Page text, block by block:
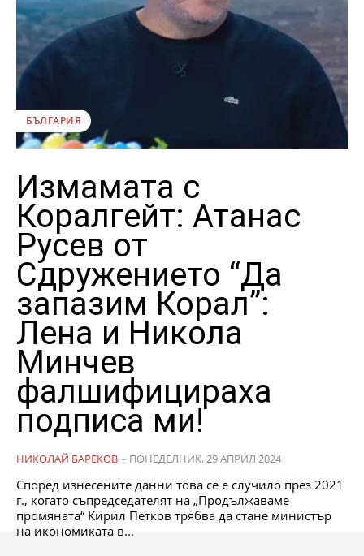
БЪЛГАРИЯ
Измамата с
Коралгейт: Атанас
Русев от
Сдружението “Да
запазим Корал”:
Лена и Никола
Минчев
фалшифицираха
подписа ми!
НИКОЛАЙ БАРЕКОВ - ПОНЕДЕЛНИК, 29 АПРИЛ 2024
Според изнесените данни това се е случило през 2021
г., когато съпредседателят на „Продължаваме
промяната“ Кирил Петков трябва да стане министър
на икономиката в...